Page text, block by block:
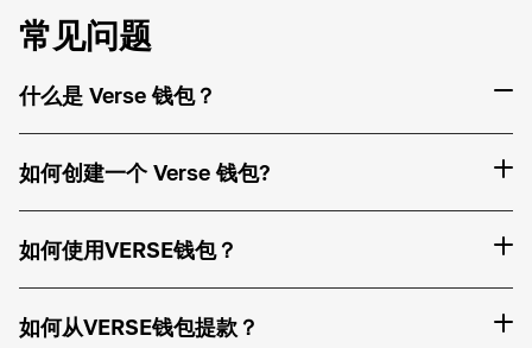
常见问题
什么是 Verse 钱包？
如何创建一个 Verse 钱包?
如何使用VERSE钱包？
如何从VERSE钱包提款？